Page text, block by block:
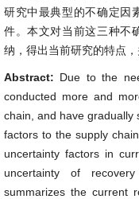
研究中最典型的不确定因
件。本文对当前这三种不
纳，得出当前研究的特点
Abstract: Due to the
conducted more and
chain, and have gradually
factors to the supply
uncertainty factors in
uncertainty of
summarizes the current